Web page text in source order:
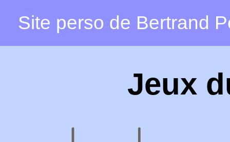
Site perso de Bertrand
Jeux